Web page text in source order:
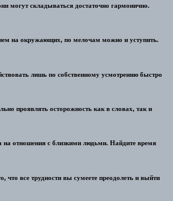
могут складываться достаточно гармонично.
на окружающих, по мелочам можно и уступить.
лишь по собственному усмотрению быстро
проявлять осторожность как в словах, так и
на отношения с близкими людьми. Найдите время
что все трудности вы сумеете преодолеть и выйти